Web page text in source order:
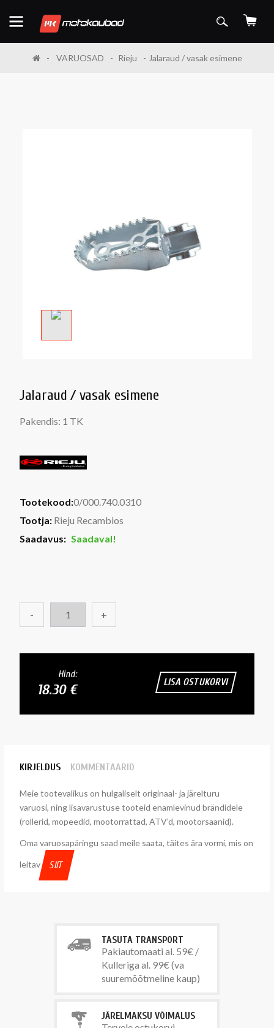
VARUOSAD Rieju Jalaraud / vasak esimene
Jalaraud / vasak esimene
Pakendis: 1 TK
Tootekood:0/000.740.0310
Tootja: Rieju Recambios
Saadavus: Saadaval!
- +
Hind:
18.30 € LISA OSTUKORVI
KIRJELDUS KOMMENTAARID
Meie tootevalikus on hulgaliselt originaal- ja järelturu
varuosi, ning lisavarustuse tooteid enamlevinud brändidele
(rollerid, mopeedid, mootorrattad, ATV'd, mootorsaanid).
Oma varuosapäringu saad meile saata, täites ära vormi, mis on
leitav SIIT
TASUTA TRANSPORT
Pakiautomaati al. 59€ /
Kulleriga al. 99€ (va
suuremõõtmeline kaup)
JÄRELMAKSU VÕIMALUS